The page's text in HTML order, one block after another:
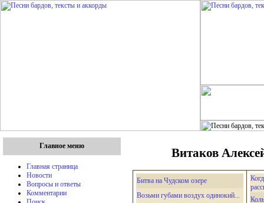
Главное меню
Главная страница
Новости
Вопросы и ответы
Комментарии
Витаков
Битва на Чудском озере
Возьми губами воздух одинокий...